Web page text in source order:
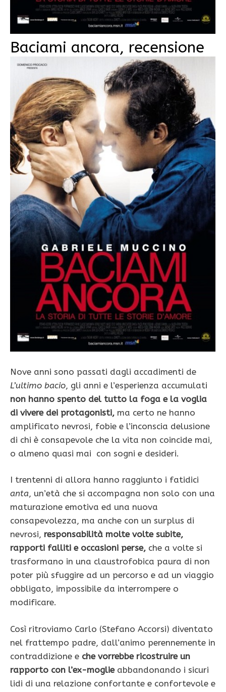
Baciami ancora, recensione
Nove anni sono passati dagli accadimenti de
L’ultimo bacio, gli anni e l’esperienza accumulati
non hanno spento del tutto la foga e la voglia
di vivere dei protagonisti, ma certo ne hanno
amplificato nevrosi, fobie e l’inconscia delusione
di chi è consapevole che la vita non coincide mai,
o almeno quasi mai con sogni e desideri.
I trentenni di allora hanno raggiunto i fatidici
anta, un’età che si accompagna non solo con una
maturazione emotiva ed una nuova
consapevolezza, ma anche con un surplus di
nevrosi, responsabilità molte volte subite,
rapporti falliti e occasioni perse, che a volte si
trasformano in una claustrofobica paura di non
poter più sfuggire ad un percorso e ad un viaggio
obbligato, impossibile da interrompere o
modificare.
Così ritroviamo Carlo (Stefano Accorsi) diventato
nel frattempo padre, dall’animo perennemente in
contraddizione e che vorrebbe ricostruire un
rapporto con l’ex-moglieabbandonando i sicuri
lidi di una relazione confortante e confortevole e